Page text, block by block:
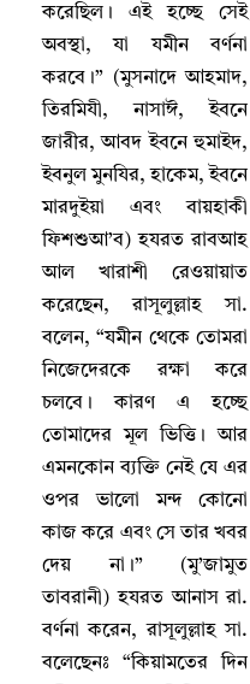
করেছিল । এই হচ্ছে সেই
অবস্থা,যা যমীন বর্ণনা
করবে ।” (মুসনাদে আহমাদ,
তিরমিযী,নাসাঈ,ইবনে
জারীর,আবদ ইবনে হুমাইদ,
ইবনুল মুনযির,হাকেম,ইবনে
মারদুইয়া এবং বায়হাকী
ফিশশুআ’ব) হযরত রাবআহ
আল খারাশী রেওয়ায়াত
করেছেন,রাসূলুল্লাহ সা.
বলেন, “যমীন থেকে তোমরা
নিজেদেরকে রক্ষা করে
চলবে । কারণ এ হচ্ছে
তোমাদের মূল ভিত্তি। আর
এমনকোন ব্যক্তি নেই যে এর
ওপর ভালো মন্দ কোনো
কাজ করে এবং সে তার খবর
দেয় না ।” (মু’জামুত
তাবরানী) হযরত আনাস রা.
বর্ণনা করেন,রাসূলুল্লাহ সা.
বলেছেনঃ “কিয়ামতের দিন